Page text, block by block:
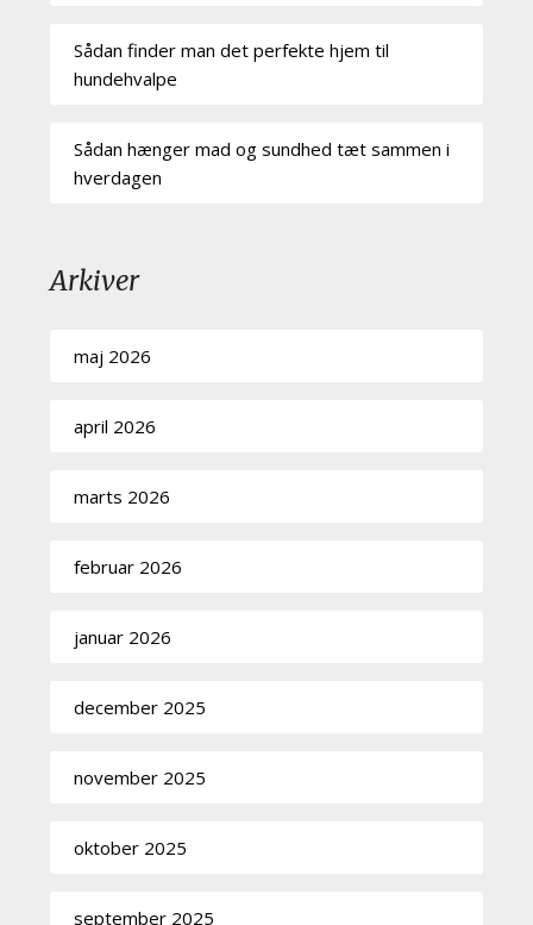
Sådan finder man det perfekte hjem til
hundehvalpe
Sådan hænger mad og sundhed tæt sammen i
hverdagen
Arkiver
maj 2026
april 2026
marts 2026
februar 2026
januar 2026
december 2025
november 2025
oktober 2025
september 2025